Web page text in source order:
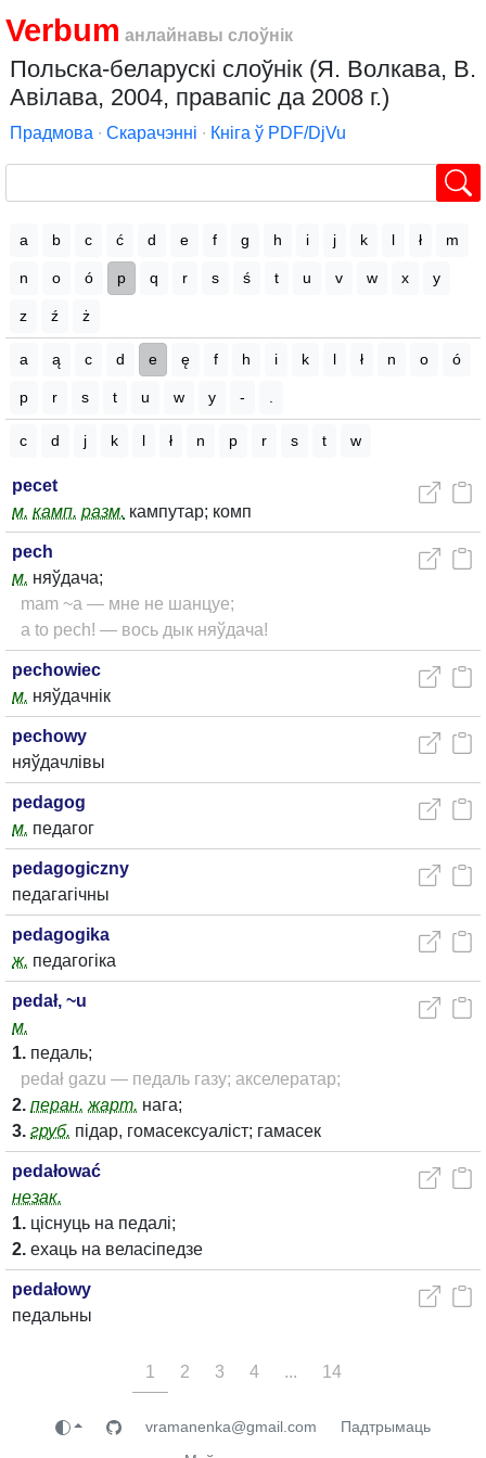
Verbum анлайнавы слоўнік
Польска-беларускі слоўнік (Я. Волкава, В.
Авілава, 2004, правапіс да 2008 г.)
Прадмова ∙ Скарачэнні ∙ Кніга ў PDF/DjVu
a b c ć d e f g h i j k l ł m
n o ó p q r s ś t u v w x y
z ź ż
a ą c d e ę f h i k l ł n o ó
p r s t u w y -
c d j k l ł n p r s t w
pecet
м. камп. разм. кампутар; комп
pech
м. няўдача;
mam ~a — мне не шанцуе;
a to pech! — вось дык няўдача!
pechowiec
м. няўдачнік
pechowy
няўдачлівы
pedagog
м. педагог
pedagogiczny
педагагічны
pedagogika
ж. педагогіка
pedał, ~u
м.
1. педаль;
pedał gazu — педаль газу; акселератар;
2. перан. жарт. нага;
3. груб. підар, гомасексуаліст; гамасек
pedałować
незак.
1. ціснуць на педалі;
2. ехаць на веласіпедзе
pedałowy
педальны
1 2 3 4 ... 14
vramanenka@gmail.com
Падтрымаць